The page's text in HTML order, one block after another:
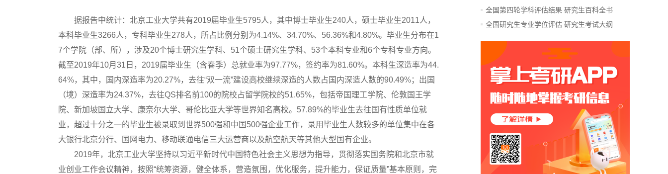
据报告中统计：北京工业大学共有2019届毕业生5795人，其中博士毕业生240人，硕士毕业生2011人，
本科毕业生3266人，专科毕业生278人，所占比例分别为4.14%、34.70%、56.36%和4.80%。毕业生分布在1
7个学院（部、所），涉及20个博士研究生学科、51个硕士研究生学科、53个本科专业和6个专科专业方向。
截至2019年10月31日，2019届毕业生（含春季）总就业率为97.77%，签约率为81.60%。本科生深造率为44.
64%，其中，国内深造率为20.27%，去往“双一流”建设高校继续深造的人数占国内深造人数的90.49%；出国
（境）深造率为24.37%，去往QS排名前100的院校占留学院校的51.65%，包括帝国理工学院、伦敦国王学
院、新加坡国立大学、康奈尔大学、哥伦比亚大学等世界知名高校。57.89%的毕业生去往国有性质单位就
业，超过十分之一的毕业生被录取到世界500强和中国500强企业工作，录用毕业生人数较多的单位集中在各
大银行北京分行、国网电力、移动联通电信三大运营商以及航空航天等其他大型国有企业。
2019年，北京工业大学坚持以习近平新时代中国特色社会主义思想为指导，贯彻落实国务院和北京市就
业创业工作会议精神，按照“统筹资源，健全体系，营造氛围，优化服务，提升能力，保证质量”基本原则，完
全国第四轮学科评估结果 研究生百科全书
全国研究生专业学位评估 研究生考试大纲